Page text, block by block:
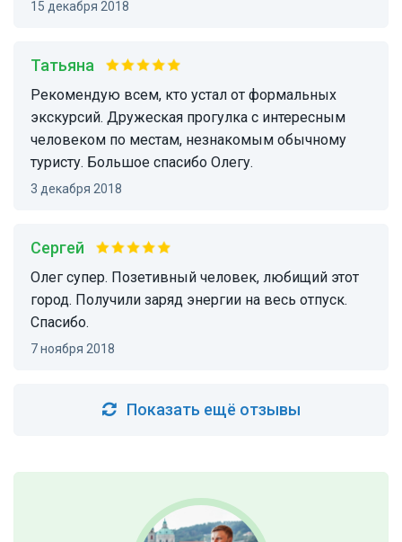
15 декабря 2018
Татьяна
Рекомендую всем, кто устал от формальных
экскурсий. Дружеская прогулка с интересным
человеком по местам, незнакомым обычному
туристу. Большое спасибо Олегу.
3 декабря 2018
Сергей
Олег супер. Позетивный человек, любищий этот
город. Получили заряд энергии на весь отпуск.
Спасибо.
7 ноября 2018
Показать ещё отзывы